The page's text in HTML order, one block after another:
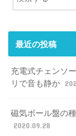
最近の投稿
充電式チェンソ
リで音も静か
磁気ボール盤の
2020.09.28